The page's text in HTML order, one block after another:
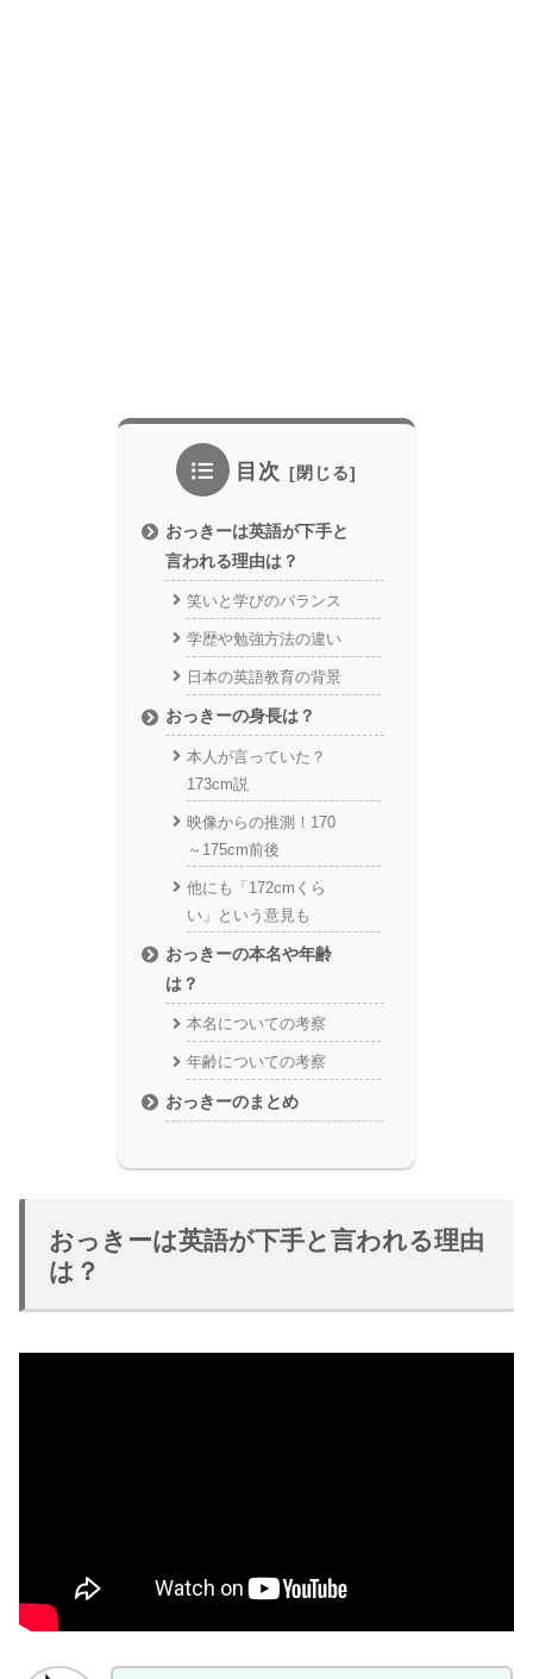
目次
おっきーは英語が下手と
言われる理由は？
笑いと学びのバランス
学歴や勉強方法の違い
日本の英語教育の背景
おっきーの身長は？
本人が言っていた？
173cm説
映像からの推測！170
～175cm前後
他にも「172cmくら
い」という意見も
おっきーの本名や年齢
は？
本名についての考察
年齢についての考察
おっきーのまとめ
おっきーは英語が下手と言われる理由
は？